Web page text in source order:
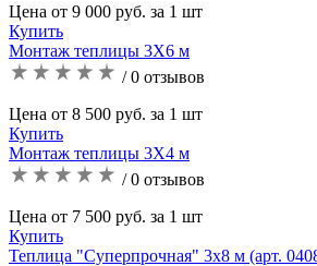
Цена от 9 000 руб. за 1 шт
Купить
Монтаж теплицы 3Х6 м
/ 0 отзывов
Цена от 8 500 руб. за 1 шт
Купить
Монтаж теплицы 3Х4 м
/ 0 отзывов
Цена от 7 500 руб. за 1 шт
Купить
Теплица "Суперпрочная" 3х8 м (арт.